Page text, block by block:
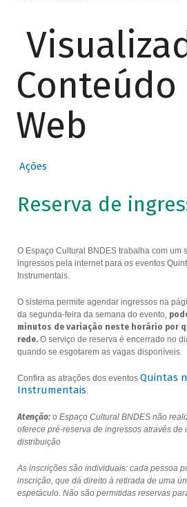
Conteúdo
Web
Ações
Reserva de
O Espaço Cultural BNDES trabalha com um
ingressos pela internet para os eventos
Instrumentais.
O sistema permite agendar ingressos na
da segunda-feira da semana do evento,
minutos de variação neste horário por
rede.O serviço de reserva é encerrado no
quando se esgotarem as vagas disponíveis.
Confira as atrações dos eventos Quintas
Instrumentais.
Atenção:o Espaço Cultural BNDES não
oferece pré-reserva de ingressos através de
distribuição
As inscrições são individuais: cada pessoa
inscrição, que dá direito à retirada de uma
espetáculo. Não são permitidas reservas